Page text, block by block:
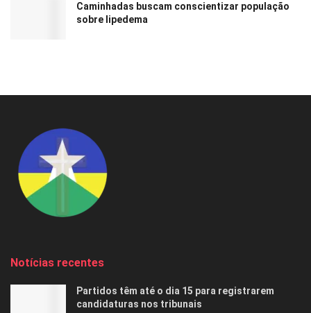
Caminhadas buscam conscientizar população
sobre lipedema
Notícias recentes
Partidos têm até o dia 15 para registrarem
candidaturas nos tribunais